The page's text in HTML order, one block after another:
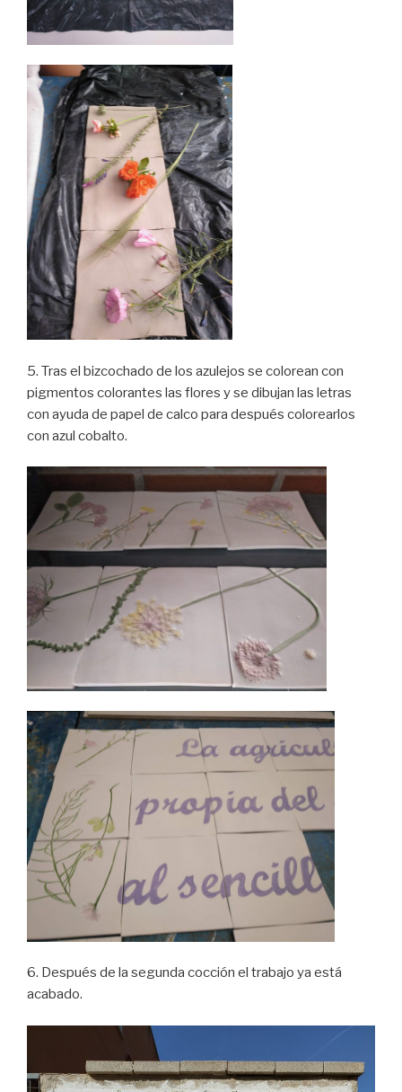
5. Tras el bizcochado de los azulejos se colorean con
pigmentos colorantes las flores y se dibujan las letras
con ayuda de papel de calco para después colorearlos
con azul cobalto.
6. Después de la segunda cocción el trabajo ya está
acabado.